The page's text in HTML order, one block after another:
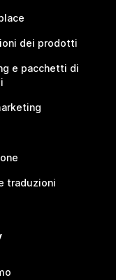
dei prodotti
e pacchetti di
traduzioni